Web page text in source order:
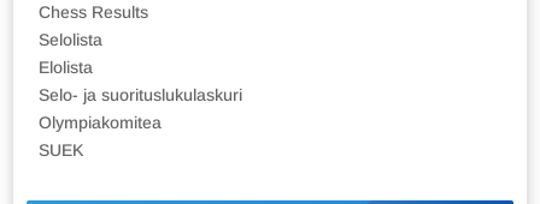
Chess Results
Selolista
Elolista
Selo- ja suorituslukulaskuri
Olympiakomitea
SUEK